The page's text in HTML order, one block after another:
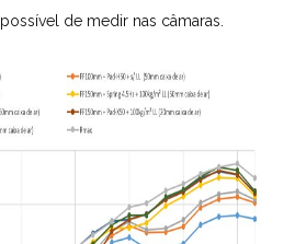
possível de medir nas câmaras.